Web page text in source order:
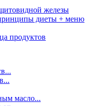
железы
диеты + меню
продуктов
масло...